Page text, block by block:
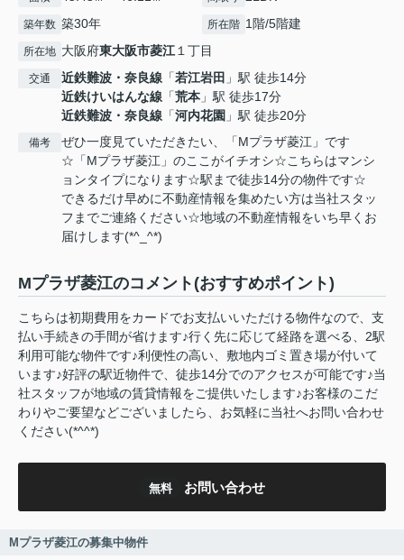
築年数 築30年 所在階 1階/5階建
所在地 大阪府東大阪市菱江１丁目
交通 近鉄難波・奈良線 「若江岩田 」駅 徒歩14分
近鉄けいはんな線 「荒本 」駅 徒歩17分
近鉄難波・奈良線 「河内花園 」駅 徒歩20分
備考
ぜひ一度見ていただきたい、「Mプラザ菱江」です
☆「Mプラザ菱江」のここがイチオシ☆こちらはマンシ
ョンタイプになります☆駅まで徒歩14分の物件です☆
できるだけ早めに不動産情報を集めたい方は当社スタッ
フまでご連絡ください☆地域の不動産情報をいち早くお
届けします(*^_^*)
Mプラザ菱江のコメント(おすすめポイント)
こちらは初期費用をカードでお支払いいただける物件なので、支
払い手続きの手間が省けます♪行く先に応じて経路を選べる、2駅
利用可能な物件です♪利便性の高い、敷地内ゴミ置き場が付いて
います♪好評の駅近物件で、徒歩14分でのアクセスが可能です♪当
社スタッフが地域の賃貸情報をご提供いたします♪お客様のこだ
わりやご要望などございましたら、お気軽に当社へお問い合わせ
ください(*^^*)
無料 お問い合わせ
Mプラザ菱江の募集中物件